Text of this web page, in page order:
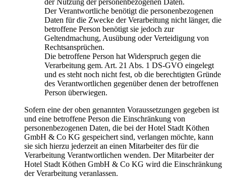
Der Verantwortliche benötigt die personenbezogenen
Daten für die Zwecke der Verarbeitung nicht länger, die
betroffene Person benötigt sie jedoch zur
Geltendmachung, Ausübung oder Verteidigung von
Rechtsansprüchen.
Die betroffene Person hat Widerspruch gegen die
Verarbeitung gem. Art. 21 Abs. 1 DS-GVO eingelegt
und es steht noch nicht fest, ob die berechtigten Gründe
des Verantwortlichen gegenüber denen der betroffenen
Person überwiegen.
Sofern eine der oben genannten Voraussetzungen gegeben ist
und eine betroffene Person die Einschränkung von
personenbezogenen Daten, die bei der Hotel Stadt Köthen
GmbH & Co KG gespeichert sind, verlangen möchte, kann
sie sich hierzu jederzeit an einen Mitarbeiter des für die
Verarbeitung Verantwortlichen wenden. Der Mitarbeiter der
Hotel Stadt Köthen GmbH & Co KG wird die Einschränkung
der Verarbeitung veranlassen.